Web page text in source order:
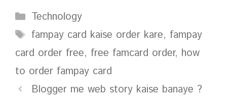
Categories
Technology
Tags
fampay card kaise order kare, fampay
card order free, free famcard order, how
to order fampay card
Blogger me web story kaise banaye ?